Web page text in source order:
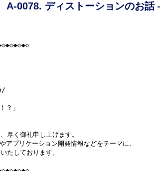
A-0078. ディストーションのお
？」
厚く御礼申し上げます。
アプリケーション開発情報などをテーマに、
たしております。